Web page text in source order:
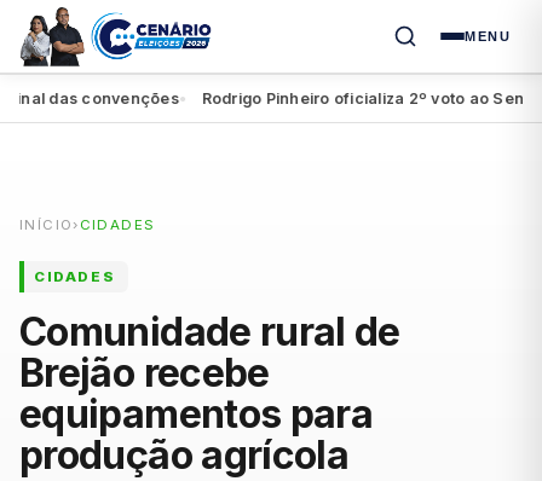
MENU
das convenções● Rodrigo Pinheiro oficializa 2º voto ao Senado
INÍCIO › CIDADES
CIDADES
Comunidade rural de
Brejão recebe
equipamentos para
produção agrícola